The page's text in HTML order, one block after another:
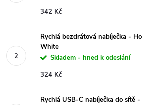
342 Kč
Rychlá bezdrátová nabíječka -
White
Skladem - hned k odeslání
324 Kč
Rychlá USB-C nabíječka do sítě